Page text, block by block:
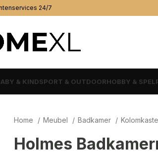
24/7
& KINDSPORT & OUTDOORHOBBY & SPEL
Home Meubel Badkamer
Holmes